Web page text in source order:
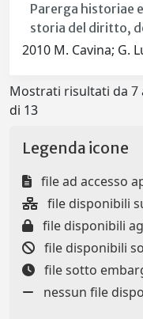
Parerga historiae
storia del diritto,
2010 M. Cavina; G.
Mostrati risultati da 7
di 13
Legenda icone
file ad accesso
file disponibili
file disponibili
file disponibili
file sotto
nessun file